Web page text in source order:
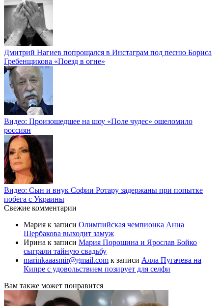
Дмитрий Нагиев попрощался в Инстаграм под песню Бориса
Гребенщикова «Поезд в огне»
Видео: Произошедшее на шоу «Поле чудес» ошеломило
россиян
Видео: Сын и внук Софии Ротару задержаны при попытке
побега с Украины
Свежие комментарии
Мария к записи Олимпийская чемпионка Анна
Щербакова выходит замуж
Ирина к записи Мария Порошина и Ярослав Бойко
сыграли тайную свадьбу
marinkaaasmir@gmail.com к записи Алла Пугачева на
Кипре с удовольствием позирует для селфи
Вам также может понравится